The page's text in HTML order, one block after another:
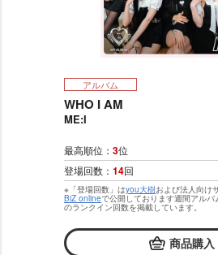
アルバム
WHO I AM
ME:I
最高順位： 3位
登場回数： 14回
※「登場回数」はyou大樹および法人向け
BiZ onlineで公開しております週間アル
のランクイン回数を掲載しています。
商品購入